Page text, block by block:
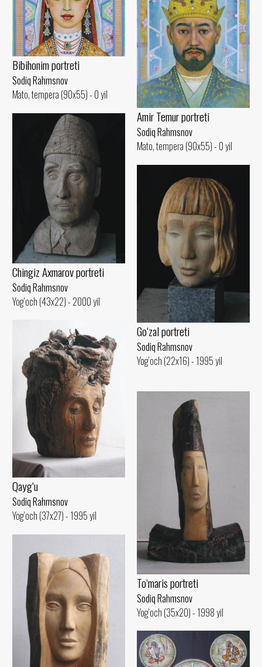
Bibihonim portreti
Sodiq Rahmsnov
Mato, tempera (90x55) - 0 yil
Amir Temur portreti
Sodiq Rahmsnov
Mato, tempera (90x55) - 0 yil
Chingiz Axmarov portreti
Sodiq Rahmsnov
Yog‘och (43x22) - 2000 yil
Go‘zal portreti
Sodiq Rahmsnov
Yog‘och (22x16) - 1995 yil
Qayg‘u
Sodiq Rahmsnov
Yog‘och (37x27) - 1995 yil
To‘maris portreti
Sodiq Rahmsnov
Yog‘och (35x20) - 1998 yil